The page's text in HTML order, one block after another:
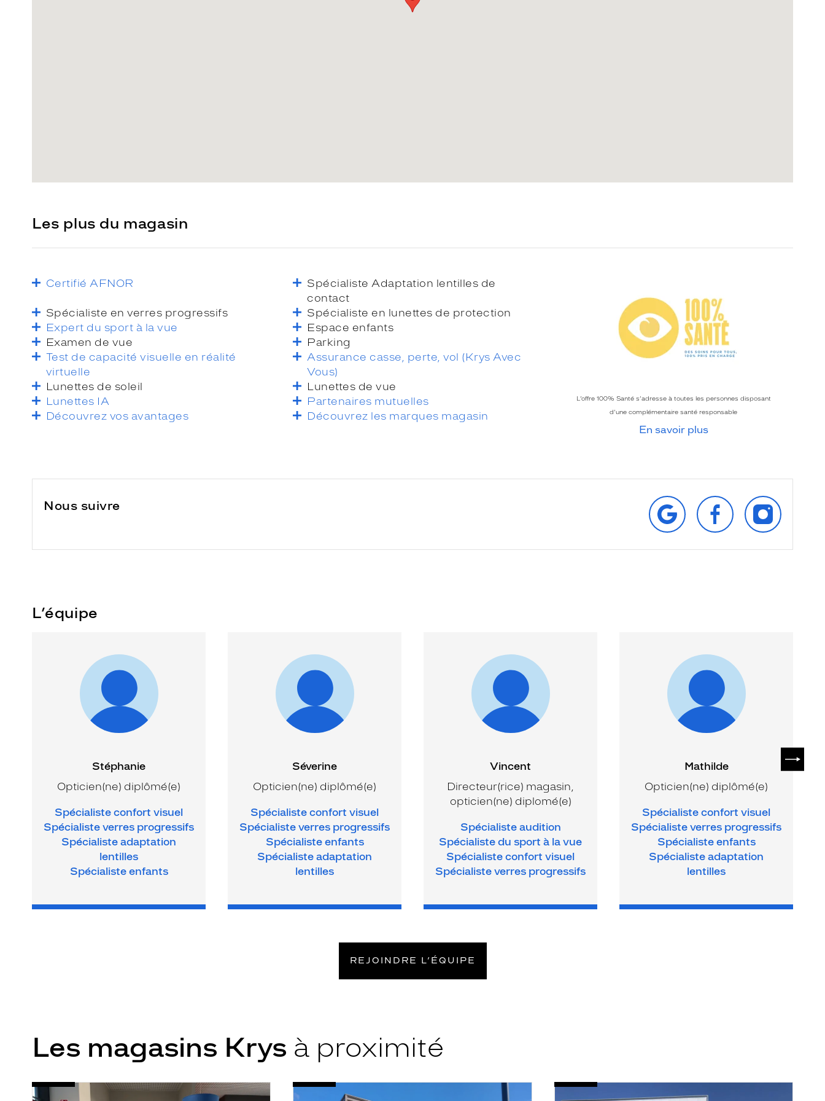
Les plus du magasin
Certifié AFNOR
Spécialiste Adaptation lentilles de
contact
Spécialiste en verres progressifs
Spécialiste en lunettes de protection
Expert du sport à la vue
Espace enfants
Examen de vue
Parking
Test de capacité visuelle en réalité
virtuelle
Assurance casse, perte, vol (Krys Avec
Vous)
Lunettes de soleil
Lunettes de vue
Lunettes IA
Partenaires mutuelles
Découvrez vos avantages
Découvrez les marques magasin
L’offre 100% Santé s’adresse à toutes les personnes disposant
d’une complémentaire santé responsable
En savoir plus
Nous suivre
RETROUVEZ‑NOUS
SUR
GOOGLE
SUIVEZ‑NOUS
SUR
FACEBOOK
SUR
INSTAGRAM
L’équipe
Stéphanie
Opticien(ne) diplômé(e)
Spécialiste confort visuel
Spécialiste verres progressifs
Spécialiste adaptation
lentilles
Spécialiste enfants
Séverine
Opticien(ne) diplômé(e)
Spécialiste confort visuel
Spécialiste verres progressifs
Spécialiste enfants
Spécialiste adaptation
lentilles
Vincent
Directeur(rice) magasin,
opticien(ne) diplomé(e)
Spécialiste audition
Spécialiste du sport à la vue
Spécialiste confort visuel
Spécialiste verres progressifs
Mathilde
Opticien(ne) diplômé(e)
Spécialiste confort visuel
Spécialiste verres progressifs
Spécialiste enfants
Spécialiste adaptation
lentilles
REJOINDRE L’ÉQUIPE
Les magasins Krys à proximité
Opticien
Voir
Opticien
Voir
Opticien
Voir